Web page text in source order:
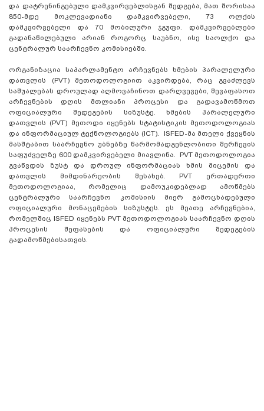
და დატრენინგებული დამკვირვებლისგან შედგება, მათ შორისაა
850-მდე მოკლევადიანი დამკვირვებელი, 73 ოლქის
დამკვირვებელი და 70 მობილური ჯგუფი. დამკვირვებლები
გადანაწილებული არიან როგორც საუბნო, ისე საოლქო და
ცენტრალურ საარჩევნო კომისიებში.
ორგანიზაცია საპარლამენტო არჩევნებს ხმების პარალელური
დათვლის (PVT) მეთოდოლოგიით აკვირდება, რაც გვაძლევს
საშუალებას დროულად აღმოვაჩინოთ დარღვევები, შევაფასოთ
არჩევნების დღის მთლიანი პროცესი და გადავამოწმოთ
ოფიციალური შედეგების სიზუსტე. ხმების პარალელური
დათვლის (PVT) მეთოდი იყენებს სტატისტიკის მეთოდოლოგიას
და ინფორმაციულ ტექნოლოგიებს (ICT). ISFED-მა მთელი ქვეყნის
მასშტაბით საარჩევნო უბნებზე წარმომადგენლობითი შერჩევის
საფუძველზე 600 დამკვირვებელი მიავლინა. PVT მეთოდოლოგია
გვაწვდის ზუსტ და დროულ ინფორმაციას ხმის მიცემის და
დათვლის მიმდინარეობის შესახებ. PVT ერთადერთი
მეთოდოლოგიაა, რომელიც დამოუკიდებლად ამოწმებს
ცენტრალური საარჩევნო კომისიის მიერ გამოცხადებული
ოფიციალური მონაცემების სიზუსტეს. ეს მეათე არჩევნებია,
რომელშიც ISFED იყენებს PVT მეთოდოლოგიას საარჩევნო დღის
პროცესის შეფასების და ოფიციალური შედეგების
გადამოწმებისათვის.